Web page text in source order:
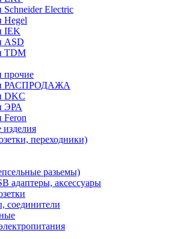
Schneider Electric
Hegel
IEK
ASD
TDM
прочие
РАСПРОДАЖА
DKC
ЭРА
Feron
изделия
переходники)
разьемы)
адаптеры, аксессуары
соединители